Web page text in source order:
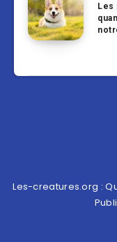
Les
Les-creatures.org :